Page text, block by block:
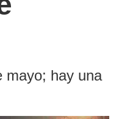
mayo; hay una